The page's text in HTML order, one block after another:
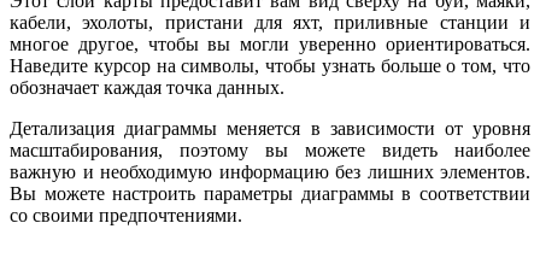
кабели, эхолоты, пристани для яхт, приливные станции и
многое другое, чтобы вы могли уверенно ориентироваться.
Наведите курсор на символы, чтобы узнать больше о том, что
обозначает каждая точка данных.
Детализация диаграммы меняется в зависимости от уровня
масштабирования, поэтому вы можете видеть наиболее
важную и необходимую информацию без лишних элементов.
Вы можете настроить параметры диаграммы в соответствии
со своими предпочтениями.